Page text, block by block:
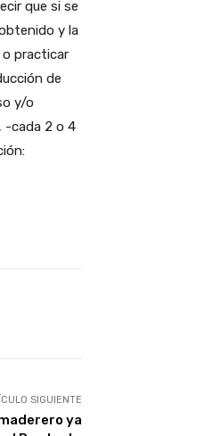
que si se
y la
o practicar
de
y/o
-cada 2 o 4
SIGUIENTE
ya